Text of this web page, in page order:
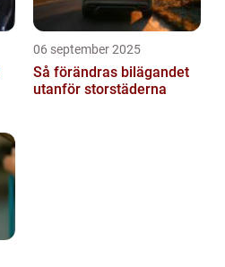
06 september 2025
Så förändras bilägandet
utanför storstäderna